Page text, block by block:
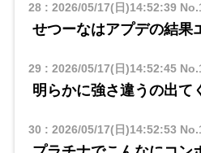
28: 2026/05/17(日)14:52:39
せつーなはアプデの結果
29: 2026/05/17(日)14:52:45
明らかに強さ違うの出て
30 : 2026/05/17(日)14:52:53